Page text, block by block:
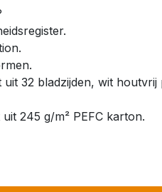
32 bladzijden, wit houtvrij
245 g/m² PEFC karton.